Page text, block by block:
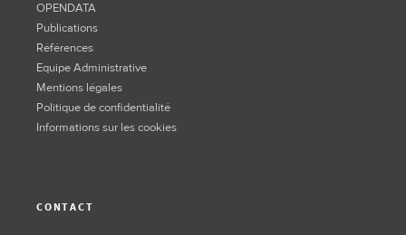
OPENDATA
Publications
Références
Equipe Administrative
Mentions légales
Politique de confidentialité
Informations sur les cookies
CONTACT